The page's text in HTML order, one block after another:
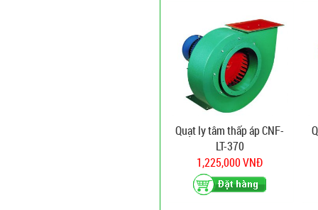
Quạt ly tâm thấp áp CNF-
LT-370
1,225,000 VNĐ